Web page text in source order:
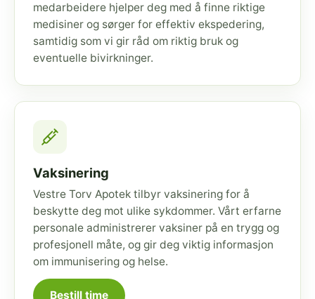
medarbeidere hjelper deg med å finne riktige
medisiner og sørger for effektiv ekspedering,
samtidig som vi gir råd om riktig bruk og
eventuelle bivirkninger.
Vaksinering
Vestre Torv Apotek tilbyr vaksinering for å
beskytte deg mot ulike sykdommer. Vårt erfarne
personale administrerer vaksiner på en trygg og
profesjonell måte, og gir deg viktig informasjon
om immunisering og helse.
Bestill time